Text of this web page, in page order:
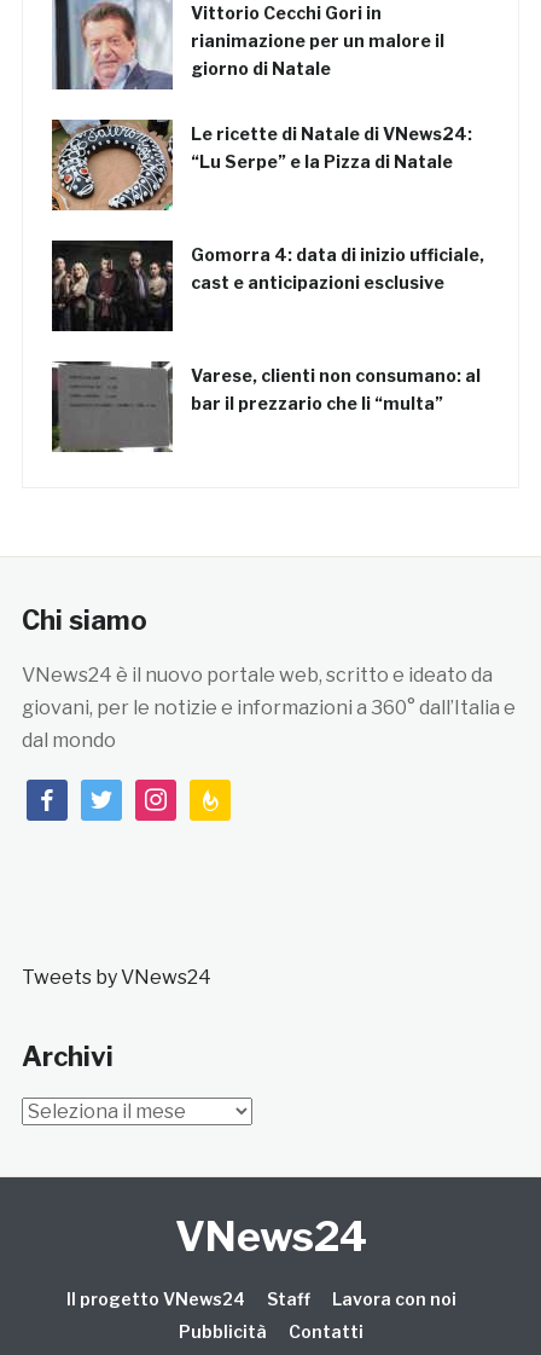
Vittorio Cecchi Gori in
rianimazione per un malore il
giorno di Natale
Le ricette di Natale di VNews24:
“Lu Serpe” e la Pizza di Natale
Gomorra 4: data di inizio ufficiale,
cast e anticipazioni esclusive
Varese, clienti non consumano: al
bar il prezzario che li “multa”
Chi siamo
VNews24 è il nuovo portale web, scritto e ideato da
giovani, per le notizie e informazioni a 360° dall’Italia e
dal mondo
facebooktwitterinstagramfeedburner
Tweets by VNews24
Archivi
Archivi
VNews24
Il progetto VNews24 Staff
Lavora con noi
Pubblicità
Contatti